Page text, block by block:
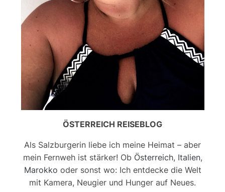
ÖSTERREICH REISEBLOG
Als Salzburgerin liebe ich meine Heimat – aber
mein Fernweh ist stärker! Ob Österreich, Italien,
Marokko oder sonst wo: Ich entdecke die Welt
mit Kamera, Neugier und Hunger auf Neues.